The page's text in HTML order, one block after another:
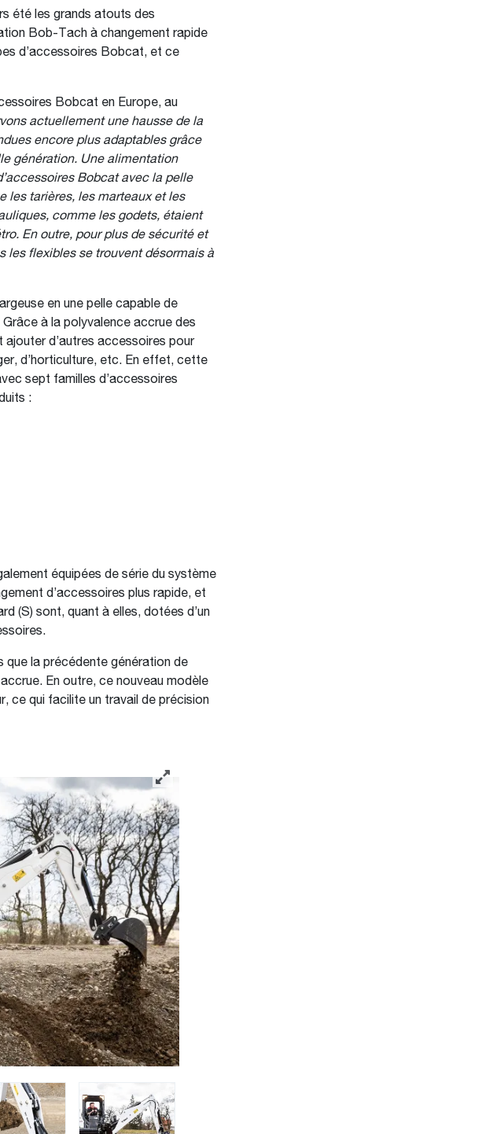
été les grands atouts des
Bob-Tach à changement rapide
d’accessoires Bobcat, et ce
Bobcat en Europe, au
actuellement une hausse de la
encore plus adaptables grâce
génération. Une alimentation
Bobcat avec la pelle
les tarières, les marteaux et les
comme les godets, étaient
En outre, pour plus de sécurité et
les flexibles se trouvent désormais à
en une pelle capable de
à la polyvalence accrue des
ajouter d’autres accessoires pour
d’horticulture, etc. En effet, cette
sept familles d’accessoires
:
équipées de série du système
d’accessoires plus rapide, et
(S) sont, quant à elles, dotées d’un
que la précédente génération de
En outre, ce nouveau modèle
ce qui facilite un travail de précision